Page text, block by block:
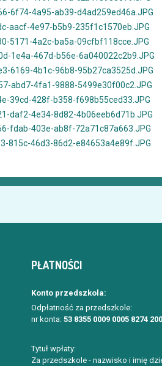
PŁATNOŚCI
Konto przedszkola:
Odpłatność za przedszkole:
nr konta: 53 8355 0009 0005 8274
Tytuł wpłaty:
Za przedszkole - nazwisko i imię